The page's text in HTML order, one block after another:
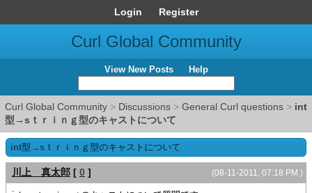
Login Register
Curl Global Community
View New Posts Help
Curl Global Community > Discussions > General Curl questions > int
型→sｔｒｉｎｇ型のキャストについて
int型→sｔｒｉｎｇ型のキャストについて
(08-11-2011, 07:18 PM )
川上 真太郎 [ 0 ]